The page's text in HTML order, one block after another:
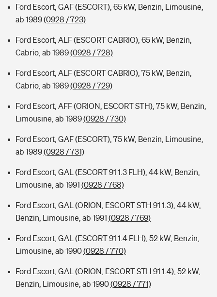
Ford Escort, GAF (ESCORT), 65 kW, Benzin, Limousine,
ab 1989(0928 / 723)
Ford Escort, ALF (ESCORT CABRIO), 65 kW, Benzin,
Cabrio, ab 1989(0928 / 728)
Ford Escort, ALF (ESCORT CABRIO), 75 kW, Benzin,
Cabrio, ab 1989(0928 / 729)
Ford Escort, AFF (ORION, ESCORT STH), 75 kW, Benzin,
Limousine, ab 1989(0928 / 730)
Ford Escort, GAF (ESCORT), 75 kW, Benzin, Limousine,
ab 1989(0928 / 731)
Ford Escort, GAL (ESCORT 91 1.3 FLH), 44 kW, Benzin,
Limousine, ab 1991 (0928 / 768)
Ford Escort, GAL (ORION, ESCORT STH 91 1.3), 44 kW,
Benzin, Limousine, ab 1991 (0928 / 769)
Ford Escort, GAL (ESCORT 91 1.4 FLH), 52 kW, Benzin,
Limousine, ab 1990(0928 / 770)
Ford Escort, GAL (ORION, ESCORT STH 91 1.4), 52 kW,
Benzin, Limousine, ab 1990(0928 / 771)